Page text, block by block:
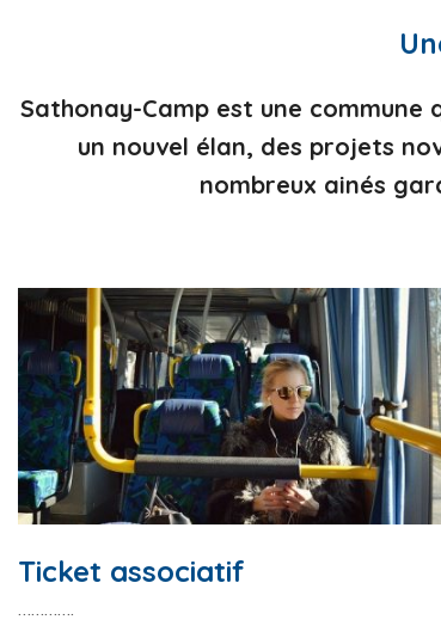
Sathonay-Camp est une
un nouvel élan, des projets
nombreux ainés
Ticket associatif
………….